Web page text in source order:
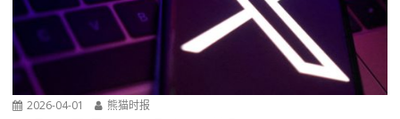
2026-04-01 熊猫时报